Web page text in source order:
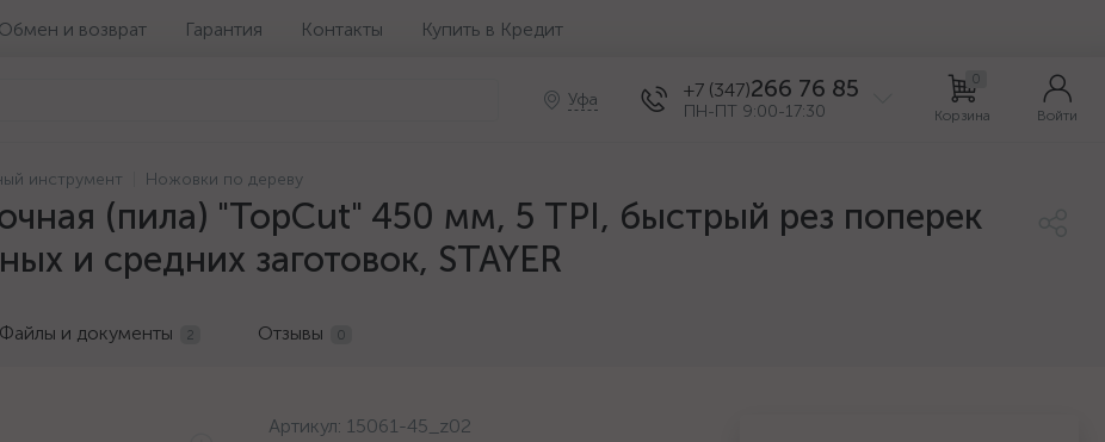
Обмен и возврат Гарантия Контакты Купить в Кредит
Уфа +7 (347)266 76 85
ПН-ПТ 9:00-17:30
0
Корзина Войти
инструмент Ножовки по дереву
(пила) "TopCut" 450 мм, 5 TPI, быстрый рез поперек
и средних заготовок, STAYER
Файлы и документы 2 Отзывы 0
Артикул: 15061-45_z02